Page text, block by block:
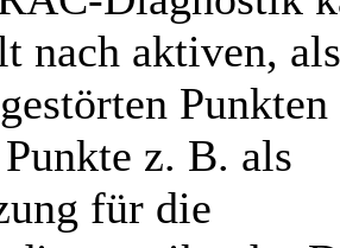
nach aktiven,
Punkten
z. B. als
für die